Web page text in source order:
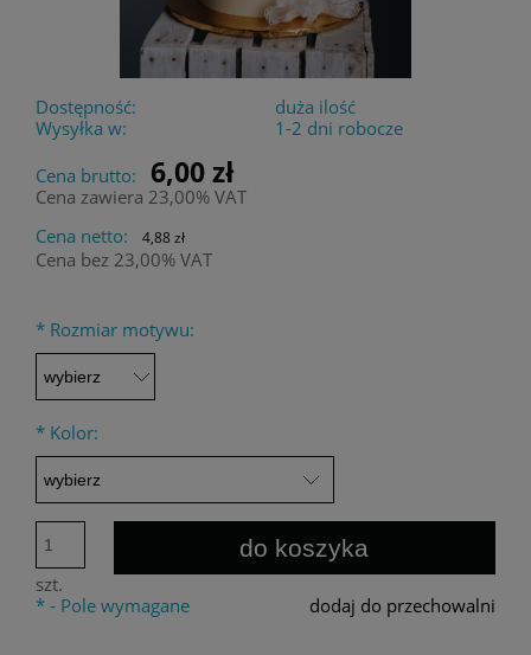
Dostępność:
duża ilość
Wysyłka w:
1-2 dni robocze
Cena brutto:
6,00 zł
Cena zawiera 23,00% VAT
Cena netto:
4,88 zł
Cena bez 23,00% VAT
* Rozmiar motywu:
* Kolor:
szt.
do koszyka
dodaj do przechowalni
* - Pole wymagane